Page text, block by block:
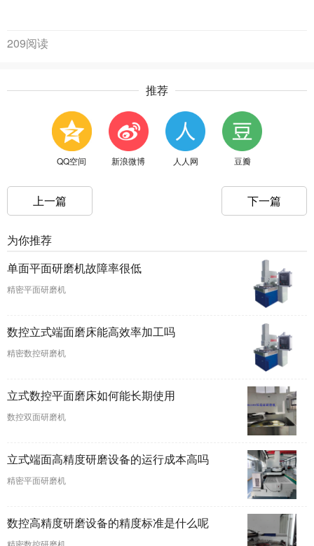
209阅读
推荐
QQ空间 新浪微博 人人网 豆瓣
上一篇 下一篇
为你推荐
单面平面研磨机故障率很低
精密平面研磨机
数控立式端面磨床能高效率加工吗
精密数控研磨机
立式数控平面磨床如何能长期使用
数控双面研磨机
立式端面高精度研磨设备的运行成本高吗
精密平面研磨机
数控高精度研磨设备的精度标准是什么呢
精密数控研磨机